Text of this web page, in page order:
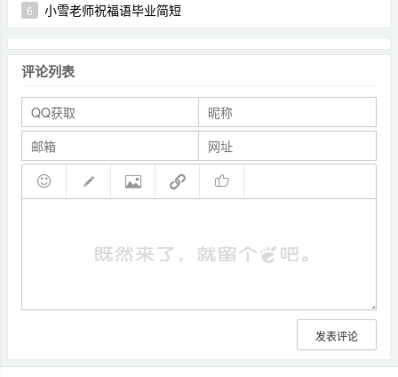
6 小雪老师祝福语毕业简短
评论列表
发表评论